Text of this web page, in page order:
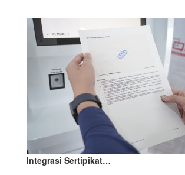
Integrasi Sertipikat…